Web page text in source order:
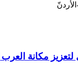
مكانة